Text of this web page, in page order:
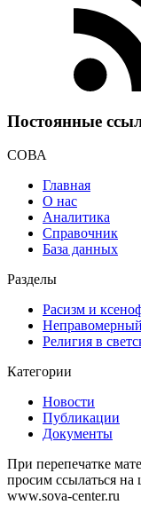
Постоянные
СОВА
Главная
О нас
Аналитика
Справочник
База данных
Разделы
Расизм и
Религия в
Категории
Новости
Публикации
Документы
При перепечатке
просим ссылаться
www.sova-center.ru